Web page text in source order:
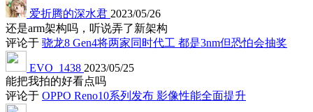
爱折腾的深水君 2023/05/26
还是arm架构吗，听说弄了新架构
评论于 骁龙8 Gen4将两家同时代工 都是3nm但恐怕会抽奖
EVO_1438 2023/05/25
能把我拍的好看点吗
评论于 OPPO Reno10系列发布 影像性能全面提升